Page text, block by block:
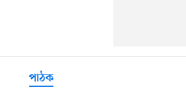
পাঠক